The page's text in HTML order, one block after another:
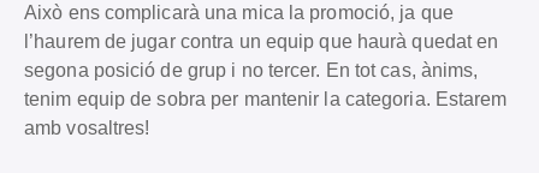
Això ens complicarà una mica la promoció, ja que
l’haurem de jugar contra un equip que haurà quedat en
segona posició de grup i no tercer. En tot cas, ànims,
tenim equip de sobra per mantenir la categoria. Estarem
amb vosaltres!